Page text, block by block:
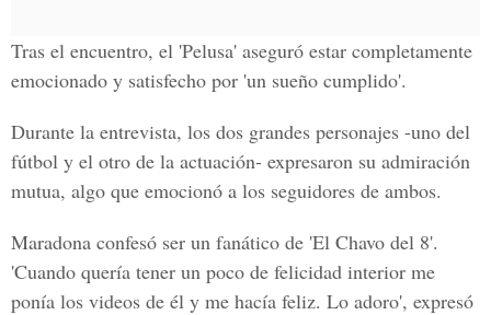
Tras el encuentro, el 'Pelusa' aseguró estar completamente
emocionado y satisfecho por 'un sueño cumplido'.
Durante la entrevista, los dos grandes personajes -uno del
fútbol y el otro de la actuación- expresaron su admiración
mutua, algo que emocionó a los seguidores de ambos.
Maradona confesó ser un fanático de 'El Chavo del 8'.
'Cuando quería tener un poco de felicidad interior me
ponía los videos de él y me hacía feliz. Lo adoro', expresó